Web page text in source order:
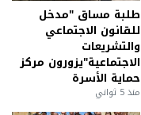
طلبة مساق "مدخل
للقانون الاجتماعي
والتشريعات
الاجتماعية"يزورون مركز
حماية الأسرة
منذ 5 ثواني